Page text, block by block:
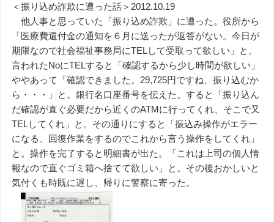
＜振り込め詐欺に遭った話＞2012.10.19
他人事と思っていた「振り込め詐欺」に遭った。役所から
「医療費還付金の通知を６月に送ったが返答がない。今日が
期限なので社会福祉事務局にTELして受取って欲しい」と。
言われたNoにTELすると「確認するから少し時間が欲しい」
ややあって「確認できました。29,725円ですね、振り込むか
ら・・・」と。銀行名口座番号を伝えた。すると「振り込ん
だ確認が直ぐ必要だから近くのATMに行ってくれ、そこで又
TELしてくれ」と。その通りにすると「振込み操作がエラー
になる、回復作業をするのでこれから言う操作をしてくれ」
と。操作を完了すると明細書が出た。「これは上司の個人情
報なので直ぐゴミ箱へ捨てて欲しい」と。その後おかしいと
気付くも時既に遅し、帰りに警察に寄った。